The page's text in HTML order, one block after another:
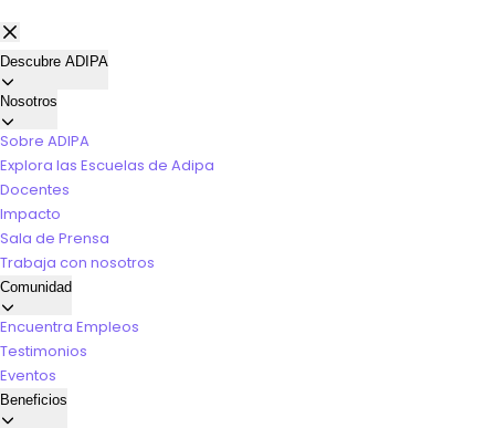
Descubre ADIPA
Nosotros
Sobre ADIPA
Explora las Escuelas de Adipa
Docentes
Impacto
Sala de Prensa
Trabaja con nosotros
Comunidad
Encuentra Empleos
Testimonios
Eventos
Beneficios